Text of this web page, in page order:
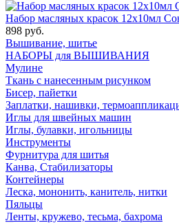
Набор масляных красок 12х10мл
898 руб.
Вышивание, шитье
НАБОРЫ для ВЫШИВАНИЯ
Мулине
Ткань с нанесенным рисунком
Бисер, пайетки
Заплатки, нашивки,
Иглы для швейных машин
Иглы, булавки, игольницы
Инструменты
Фурнитура для шитья
Канва, Стабилизаторы
Контейнеры
Леска, мононить, канитель, нитки
Пяльцы
Ленты, кружево, тесьма, бахрома